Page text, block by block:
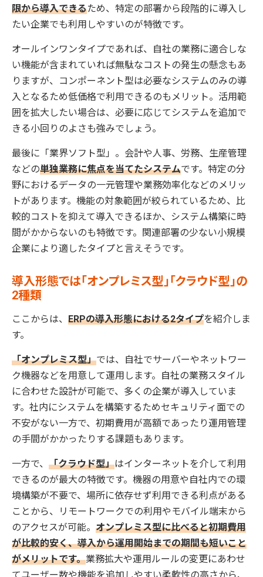
限から導入できるため、特定の部署から段階的に導入し
たい企業でも利用しやすいのが特徴です。
オールインワンタイプであれば、自社の業務に適合しな
い機能が含まれていれば無駄なコストの発生の懸念もあ
りますが、コンポーネント型は必要なシステムのみの導
入となるため低価格で利用できるのもメリット。活用範
囲を拡大したい場合は、必要に応じてシステムを追加で
きる小回りのよさも強みでしょう。
最後に「業界ソフト型」。会計や人事、労務、生産管理
などの単独業務に焦点を当てたシステムです。特定の分
野におけるデータの一元管理や業務効率化などのメリッ
トがあります。機能の対象範囲が絞られているため、比
較的コストを抑えて導入できるほか、システム構築に時
間がかからないのも特徴です。関連部署の少ない小規模
企業により適したタイプと言えそうです。
導入形態では「オンプレミス型」「クラウド型」の
2種類
ここからは、 ERPの導入形態における2タイプを紹介しま
す。
「オンプレミス型」では、自社でサーバーやネットワー
ク機器などを用意して運用します。自社の業務スタイル
に合わせた設計が可能で、多くの企業が導入していま
す。社内にシステムを構築するためセキュリティ面での
不安がない一方で、初期費用が高額であったり運用管理
の手間がかかったりする課題もあります。
一方で、 「クラウド型」はインターネットを介して利用
できるのが最大の特徴です。機器の用意や自社内での環
境構築が不要で、場所に依存せず利用できる利点がある
ことから、リモートワークでの利用やモバイル端末から
のアクセスが可能。 オンプレミス型に比べると初期費用
が比較的安く、導入から運用開始までの期間も短いこと
がメリットです。業務拡大や運用ルールの変更にあわせ
てユーザー数や機能を追加しやすい柔軟性の高さから、